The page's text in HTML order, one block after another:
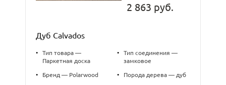
2 863 руб.
Дуб Calvados
•
Тип товара —
Паркетная доска
• Бренд — Polarwood
•
Тип соединения —
замковое
• Порода дерева — дуб